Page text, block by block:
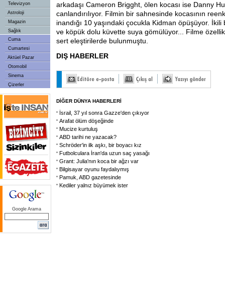
Televizyon
Astroloji
Magazin
Sağlık
Cuma
Cumartesi
Aktüel Pazar
Otomobil
Sinema
Çizerler
Google Arama
arkadaşı Cameron Brigght, ölen kocası ise Danny
canlandırılıyor. Filmin bir sahnesinde kocasının
inandığı 10 yaşındaki çocukla Kidman öpüşüyor.
ve köpük dolu küvette suya gömülüyor... Filme
sert eleştirilerde bulunmuştu.
DIŞ HABERLER
DİĞER DÜNYA HABERLERİ
İsrail, 37 yıl sonra Gazze'den çıkıyor
Arafat ölüm döşeğinde
Mucize kurtuluş
ABD tarihi ne yazacak?
Schröder'in ilk aşkı, bir boyacı kız
Futbolculara İran'da uzun saç yasağı
Grant: Julia'nın koca bir ağzı var
Bilgisayar oyunu faydalıymış
Pamuk, ABD gazetesinde
Kediler yalnız büyümek ister